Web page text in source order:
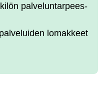
pal­ve­lun­tar­pees­
lo­mak­keet